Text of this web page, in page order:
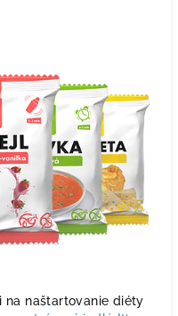
na naštartovanie diéty